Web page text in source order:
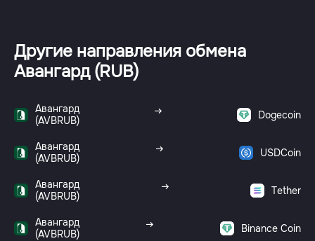
Другие направления обмена
Авангард (RUB)
Авангард
(AVBRUB)
Dogecoin
Авангард
(AVBRUB)
USDCoin
Авангард
(AVBRUB)
Tether
Авангард
(AVBRUB)
Binance Coin